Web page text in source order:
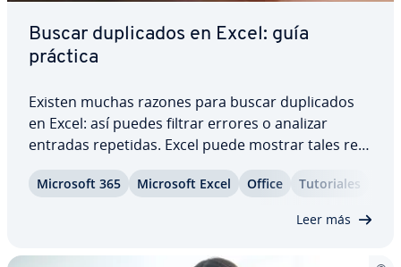
Buscar du­pli­ca­dos en Excel: guía
práctica
Existen muchas razones para buscar du­pli­ca­dos
en Excel: así puedes filtrar errores o analizar
entradas repetidas. Excel puede mostrar tales re­
pe­ti­cio­nes au­to­má­ti­ca­me­n­te con marcas de color
que permiten ide­n­ti­fi­car­las de un vistazo. Esta
Microsoft 365 Microsoft Excel Office Tu­to­ria­les
Leer más